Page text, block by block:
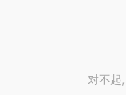
对不起